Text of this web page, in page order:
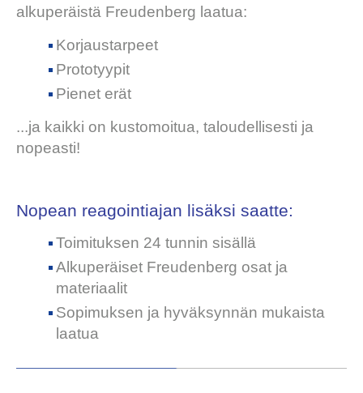
alkuperäistä Freudenberg laatua:
Korjaustarpeet
Prototyypit
Pienet erät
...ja kaikki on kustomoitua, taloudellisesti ja
nopeasti!
Nopean reagointiajan lisäksi saatte:
Toimituksen 24 tunnin sisällä
Alkuperäiset Freudenberg osat ja
materiaalit
Sopimuksen ja hyväksynnän mukaista
laatua